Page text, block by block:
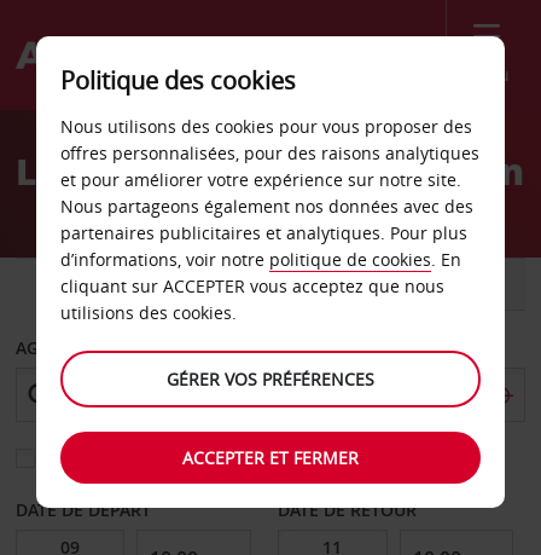
Menu
Welcome
AvisLocation de voiture Dayton
VOITURE UTILITAIRE
AGENCE DE DÉPART
Sélectionnez une autre agence de retour
DATE DE DÉPART DATE DE RETOUR
Politique des cookies
Nous utilisons des cookies pour vous proposer des
offres personnalisées, pour des raisons analytiques
et pour améliorer votre expérience sur notre site.
Nous partageons également nos données avec des
partenaires publicitaires et analytiques. Pour plus
d’informations, voir notre politique de cookies. En
cliquant sur ACCEPTER vous acceptez que nous
utilisions des cookies.
GÉRER VOS PRÉFÉRENCES
ACCEPTER ET FERMER